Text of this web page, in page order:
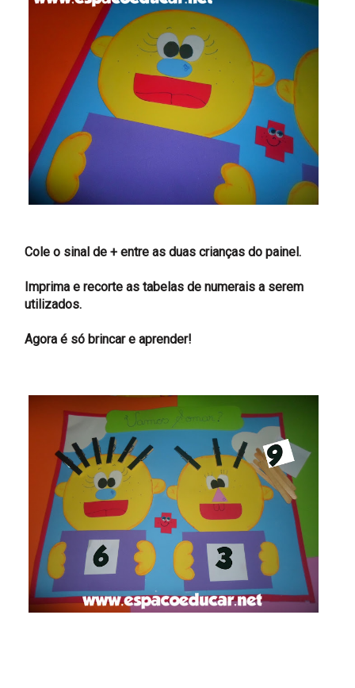
Cole o sinal de + entre as duas crianças do painel.
Imprima e recorte as tabelas de numerais a serem
utilizados.
Agora é só brincar e aprender!